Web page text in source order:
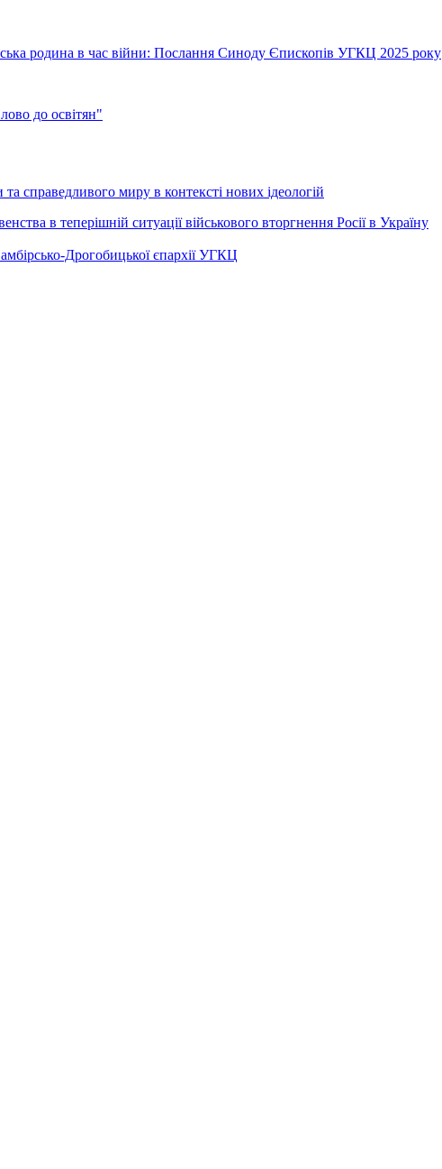
родина в час війни: Послання Синоду Єпископів УГКЦ 2025 року
до освітян"
справедливого миру в контексті нових ідеологій
в теперішній ситуації військового вторгнення Росії в Україну
Дрогобицької єпархії УГКЦ